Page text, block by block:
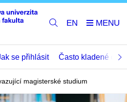
EN
se přihlásit Často kladené
magisterské studium